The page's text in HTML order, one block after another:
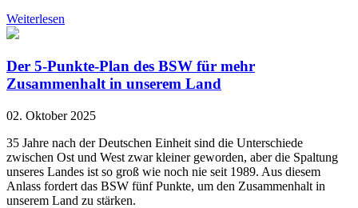
Weiterlesen
Der 5-Punkte-Plan des BSW für mehr
Zusammenhalt in unserem Land
02. Oktober 2025
35 Jahre nach der Deutschen Einheit sind die Unterschiede
zwischen Ost und West zwar kleiner geworden, aber die Spaltung
unseres Landes ist so groß wie noch nie seit 1989. Aus diesem
Anlass fordert das BSW fünf Punkte, um den Zusammenhalt in
unserem Land zu stärken.